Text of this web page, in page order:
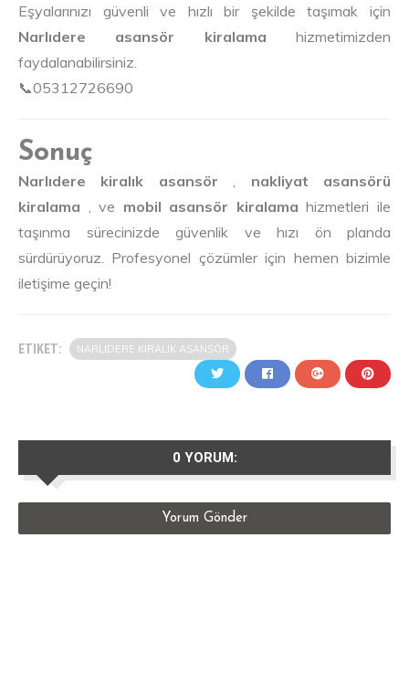
Eşyalarınızı güvenli ve hızlı bir şekilde taşımak için
Narlıdere asansör kiralama hizmetimizden
faydalanabilirsiniz.
📞05312726690
Sonuç
Narlıdere kiralık asansör
nakliyat asansörü
kiralama , ve mobil asansör kiralama hizmetleri ile
taşınma sürecinizde güvenlik ve hızı ön planda
sürdürüyoruz. Profesyonel çözümler için hemen bizimle
iletişime geçin!
ETIKET: NARLIDERE KIRALIK ASANSÖR
0 YORUM:
Yorum Gönder